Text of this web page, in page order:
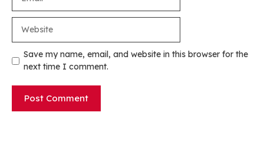
Save my name, email, and website in this browser for the
next time I comment.